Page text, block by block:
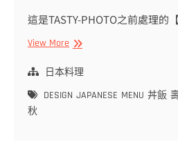
這是TASTY-PHOTO之前處理的
View More日
料
餐
日本料理
DESIGN JAPANESE MENU 丼飯
秋